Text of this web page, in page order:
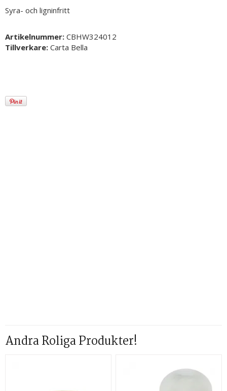
Syra- och ligninfritt
Artikelnummer: CBHW324012
Tillverkare: Carta Bella
Andra Roliga Produkter!